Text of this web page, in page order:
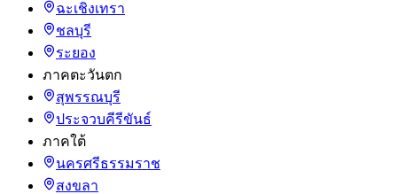
ฉะเชิงเทรา
ชลบุรี
ระยอง
ภาคตะวันตก
สุพรรณบุรี
ประจวบคีรีขันธ์
ภาคใต้
นครศรีธรรมราช
สงขลา